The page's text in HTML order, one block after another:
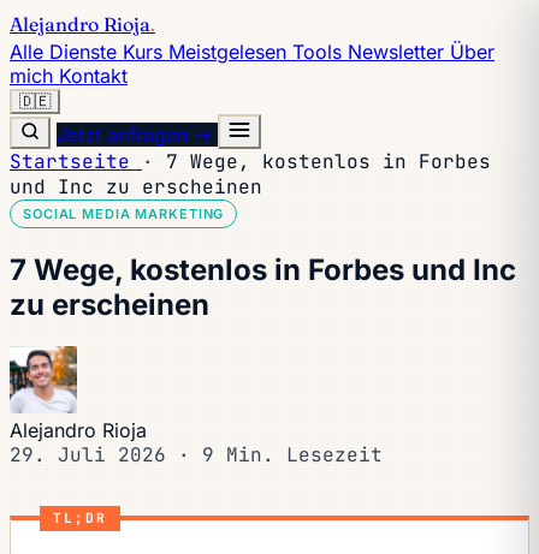
Alejandro Rioja.
Alle Dienste Kurs Meistgelesen Tools Newsletter Über
mich Kontakt
🇩🇪
Jetzt anfragen →
Startseite ·
7 Wege, kostenlos in Forbes
und Inc zu erscheinen
SOCIAL MEDIA MARKETING
7 Wege, kostenlos in Forbes und Inc
zu erscheinen
Alejandro Rioja
29. Juli 2026 · 9 Min. Lesezeit
TL;DR